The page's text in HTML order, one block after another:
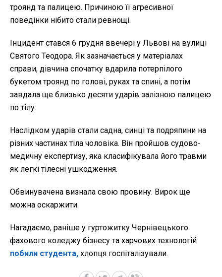
троянд та палицею. Причиною її агресивної
поведінки нібито стали ревнощі.
Інцидент стався 6 грудня ввечері у Львові на вулиці
Святого Теодора. Як зазначається у матеріалах
справи, дівчина спочатку вдарила потерпілого
букетом троянд по голові, руках та спині, а потім
завдала ще близько десяти ударів залізною палицею
по тілу.
Наслідком ударів стали садна, синці та подряпини на
різних частинах тіла чоловіка. Він пройшов судово-
медичну експертизу, яка класифікувала його травми
як легкі тілесні ушкодження.
Обвинувачена визнала свою провину. Вирок ще
можна оскаржити.
Нагадаємо, раніше у гуртожитку Чернівецького
фахового коледжу бізнесу та харчових технологій
побили студента, хлопця госпіталізували.